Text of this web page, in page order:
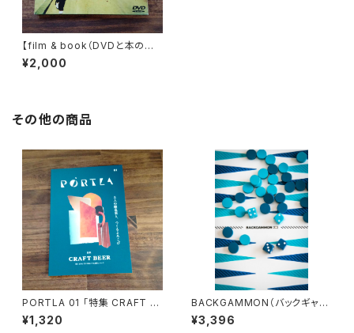
【film & book（DVDと本のセッ
ト販売）】Buena Vista Social
Club（ブエナ・ビスタ・ソシアル・
¥2,000
その他の商品
PORTLA 01 「特集 CRAFT B
EER 僕らを少しだけ自由にする
液体について」
¥1,320
BACKGAMMON（バックギャモ
ン）
¥3,396